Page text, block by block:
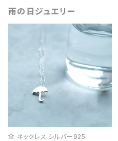
雨の日ジュエリー
傘 ネックレス シルバー925